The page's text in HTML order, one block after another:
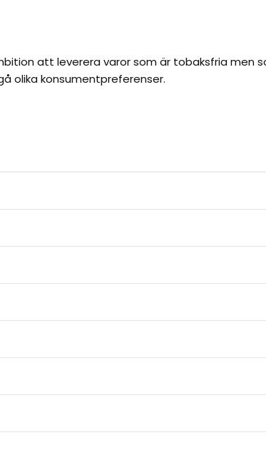
att leverera varor som är tobaksfria men
olika konsumentpreferenser.